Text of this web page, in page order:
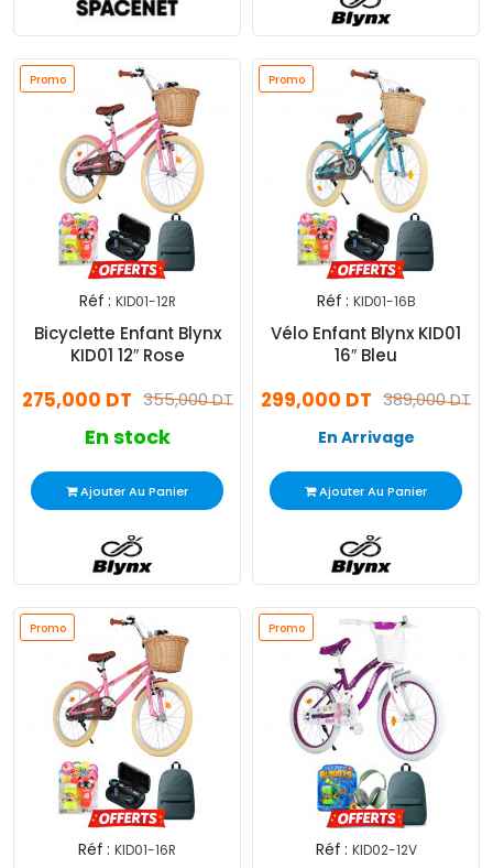
Promo
Réf : KID01-12R
Bicyclette Enfant Blynx
KID01 12″ Rose
355,000 DT
275,000 DT
En stock
Ajouter Au Panier
Promo
Réf : KID01-16B
Vélo Enfant Blynx KID01
16″ Bleu
389,000 DT
299,000 DT
En Arrivage
Ajouter Au Panier
Promo
Réf : KID01-16R
Promo
Réf : KID02-12V